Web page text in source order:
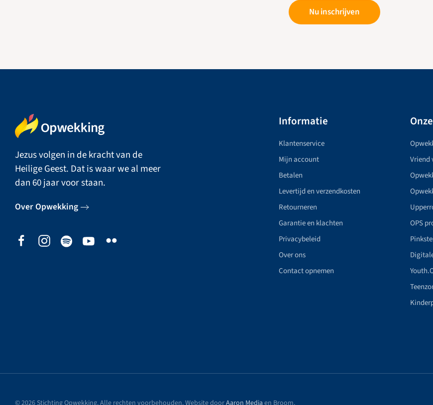
Nu inschrijven
Jezus volgen in de kracht van de
Heilige Geest. Dat is waar we al meer
dan 60 jaar voor staan.
Over Opwekking
Informatie
Klantenservice
Mijn account
Betalen
Levertijd en verzendkosten
Retourneren
Garantie en klachten
Privacybeleid
Over ons
Contact opnemen
Vriend
OPS